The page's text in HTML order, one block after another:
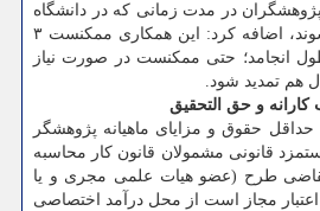
پژوهشگران در مدت زمانی كه در دانشگاه
قرارداد دارند، بیمه می شوند، اضافه كرد: این همكاری ممكنست ۳
به طول انجامد؛ حتی ممكنست در صورت نیاز
هم تمدید شود.
و حق التحقیق
حداقل حقوق و مزایای ماهیانه پژوهشگر
قانونی مشمولان قانون كار محاسبه
طرح (عضو هیات علمی مجری و یا
مجاز است از محل درآمد اختصاصی